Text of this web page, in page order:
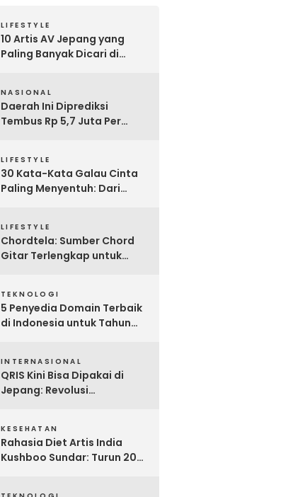
LIFESTYLE
10 Artis AV Jepang yang
Paling Banyak Dicari di
NASIONAL
Daerah Ini Diprediksi
Tembus Rp 5,7 Juta Per
Upah Minimum 2026
LIFESTYLE
30 Kata-Kata Galau Cinta
Paling Menyentuh: Dari
LIFESTYLE
Chordtela: Sumber Chord
Gitar Terlengkap untuk
TEKNOLOGI
5 Penyedia Domain Terbaik
di Indonesia untuk Tahun
INTERNASIONAL
QRIS Kini Bisa Dipakai di
Jepang: Revolusi
KESEHATAN
Rahasia Diet Artis India
Kushboo Sundar: Turun 20